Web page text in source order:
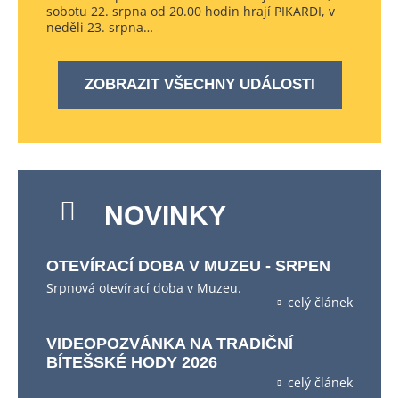
sobotu 22. srpna od 20.00 hodin hrají PIKARDI, v
neděli 23. srpna…
ZOBRAZIT VŠECHNY UDÁLOSTI
NOVINKY
OTEVÍRACÍ DOBA V MUZEU - SRPEN
Srpnová otevírací doba v Muzeu.
celý článek
VIDEOPOZVÁNKA NA TRADIČNÍ
BÍTEŠSKÉ HODY 2026
celý článek